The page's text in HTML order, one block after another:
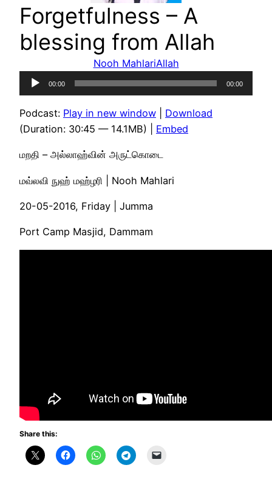
Forgetfulness – A
blessing from Allah
Nooh MahlariAllah
Audio
Player
00:00 00:00
Podcast: Play in new window
Download
(Duration: 30:45 — 14.1MB) | Embed
மறதி – அல்லாஹ்வின் அருட்கொடை
மவ்லவி நுஹ் மஹ்ழரி | Nooh Mahlari
20-05-2016, Friday | Jumma
Port Camp Masjid, Dammam
Share this: